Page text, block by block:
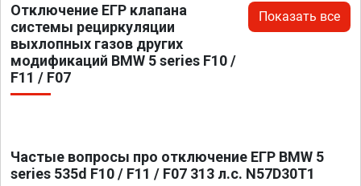
Отключение ЕГР клапана
системы рециркуляции
выхлопных газов других
модификаций BMW 5 series F10 /
F11 / F07
Показать все
Частые вопросы про отключение ЕГР BMW 5
series 535d F10 / F11 / F07 313 л.с. N57D30T1